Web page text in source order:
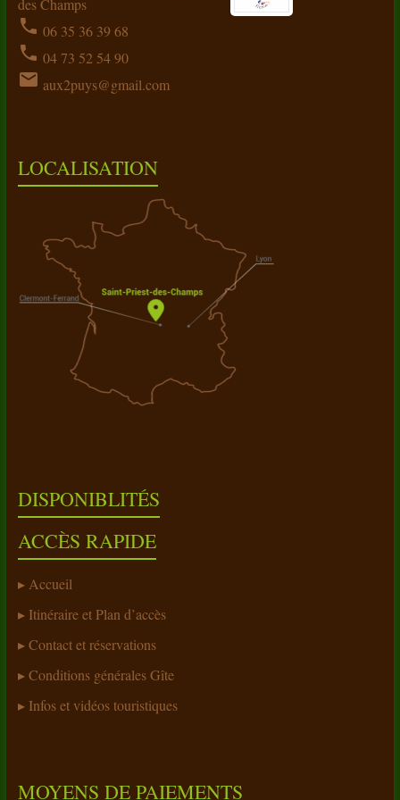
des Champs
phone 06 35 36 39 68
phone 04 73 52 54 90
email aux2puys@gmail.com
LOCALISATION
DISPONIBLITÉS
ACCÈS RAPIDE
Accueil
Itinéraire et Plan d’accès
Contact et réservations
Conditions générales Gîte
Infos et vidéos touristiques
MOYENS DE PAIEMENTS